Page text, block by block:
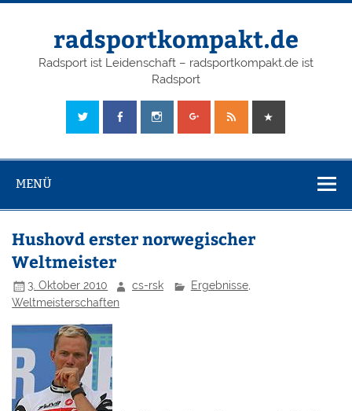
radsportkompakt.de
Radsport ist Leidenschaft – radsportkompakt.de ist
Radsport
MENÜ
Hushovd erster norwegischer
Weltmeister
3. Oktober 2010 cs-rsk Ergebnisse,
Weltmeisterschaften